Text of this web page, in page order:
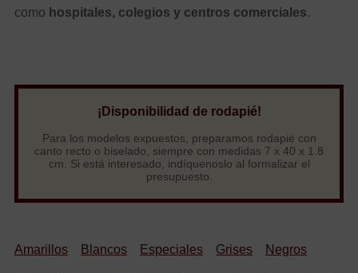
como hospitales, colegios y centros comerciales.
¡Disponibilidad de rodapié!
Para los modelos expuestos, preparamos rodapié con
canto recto o biselado, siempre con medidas 7 x 40 x 1.8
cm. Si está interesado, indíquenoslo al formalizar el
presupuesto.
Amarillos Blancos Especiales Grises Negros